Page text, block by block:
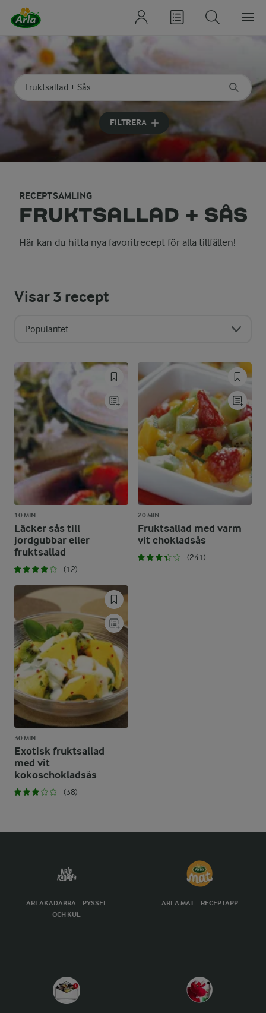
Sök på kategori eller ingrediens
Skriv in sökord för att få förslag
FILTRERA
RECEPTSAMLING
FRUKTSALLAD + SÅS
Här kan du hitta nya favoritrecept för alla tillfällen!
Visar3 recept
Popularitet
10 MIN
Läcker sås till
jordgubbar eller
fruktsallad
(12)
20 MIN
Fruktsallad med varm
vit chokladsås
(241)
30 MIN
Exotisk fruktsallad
med vit
kokoschokladsås
(38)
ARLAKADABRA – PYSSEL
OCH KUL
ARLA MAT – RECEPTAPP